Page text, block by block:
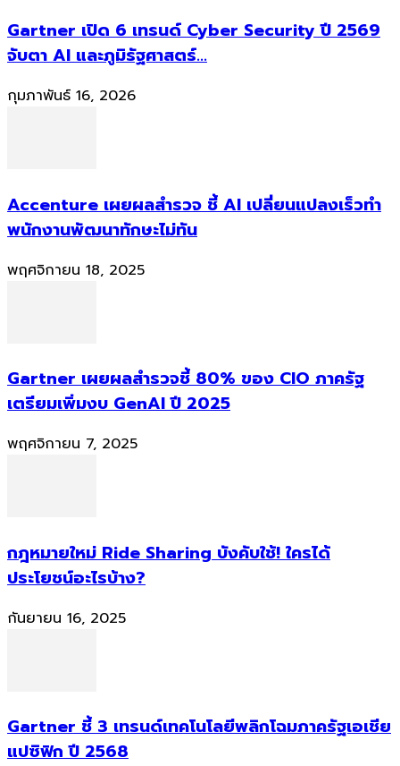
Gartner เปิด 6 เทรนด์ Cyber Security ปี 2569
จับตา AI และภูมิรัฐศาสตร์...
กุมภาพันธ์ 16, 2026
Accenture เผยผลสำรวจ ชี้ AI เปลี่ยนแปลงเร็วทำ
พนักงานพัฒนาทักษะไม่ทัน
พฤศจิกายน 18, 2025
Gartner เผยผลสำรวจชี้ 80% ของ CIO ภาครัฐ
เตรียมเพิ่มงบ GenAI ปี 2025
พฤศจิกายน 7, 2025
กฎหมายใหม่ Ride Sharing บังคับใช้! ใครได้
ประโยชน์อะไรบ้าง?
กันยายน 16, 2025
Gartner ชี้ 3 เทรนด์เทคโนโลยีพลิกโฉมภาครัฐเอเชีย
แปซิฟิก ปี 2568